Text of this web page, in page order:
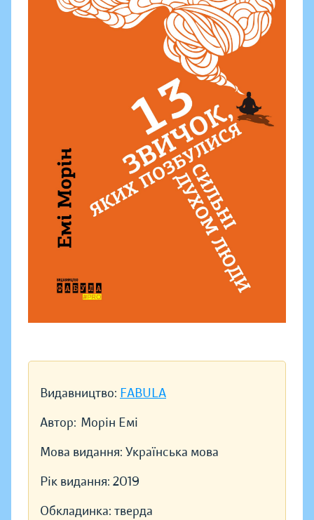
Видавництво: FABULA
Автор: Морін Емі
Мова видання: Українська мова
Рік видання: 2019
Обкладинка: тверда